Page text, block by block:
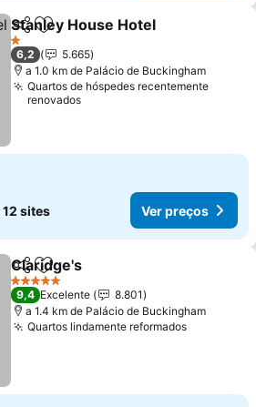
PartilharAdicionar aos favoritos
Stanley House Hotel
1 Estrelas
6,2
5.665
a 1.0 km de Palácio de Buckingham
Quartos de hóspedes recentemente
renovados
12 sites Ver preços
PartilharAdicionar aos favoritos
Claridge's
5 Estrelas
9,4 Excelente
8.801
a 1.4 km de Palácio de Buckingham
Quartos lindamente reformadosVer